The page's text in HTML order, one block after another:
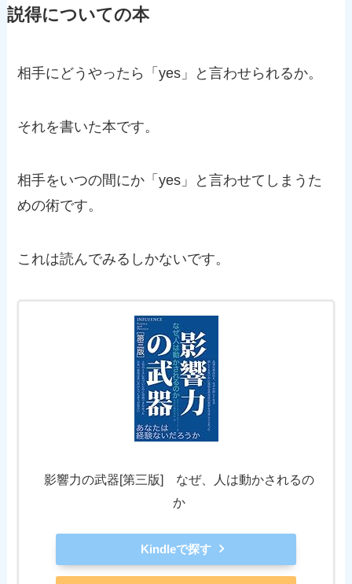
説得についての本
相手にどうやったら「yes」と言わせられるか。
それを書いた本です。
相手をいつの間にか「yes」と言わせてしまうた
めの術です。
これは読んでみるしかないです。
影響力の武器[第三版] なぜ、人は動かされるの
か
Kindleで探す